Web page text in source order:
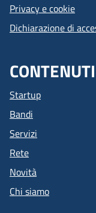
Privacy e cookie
Dichiarazione di
CONTENUTI
Startup
Bandi
Servizi
Rete
Novità
Chi siamo